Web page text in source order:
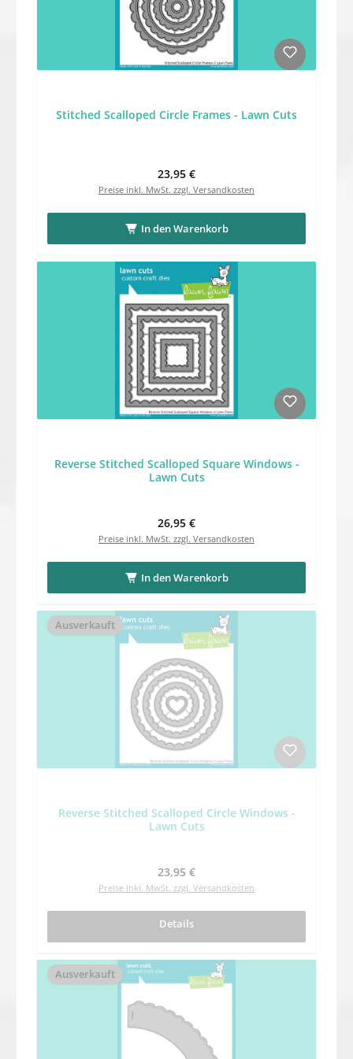
Stitched Scalloped Circle Frames - Lawn Cuts
Regulärer Preis:
23,95 €
Preise inkl. MwSt. zzgl. Versandkosten
In den Warenkorb
Reverse Stitched Scalloped Square Windows -
Lawn Cuts
Regulärer Preis:
26,95 €
Preise inkl. MwSt. zzgl. Versandkosten
In den Warenkorb
Ausverkauft
Reverse Stitched Scalloped Circle Windows -
Lawn Cuts
Regulärer Preis:
23,95 €
Preise inkl. MwSt. zzgl. Versandkosten
Details
Ausverkauft